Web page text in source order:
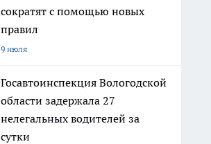
сократят с помощью новых
правил
9 июля
Госавтоинспекция Вологодской
области задержала 27
нелегальных водителей за
сутки